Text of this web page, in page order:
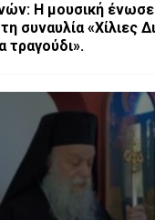
Η μουσική
συναυλία «Χίλιες
τραγούδι».